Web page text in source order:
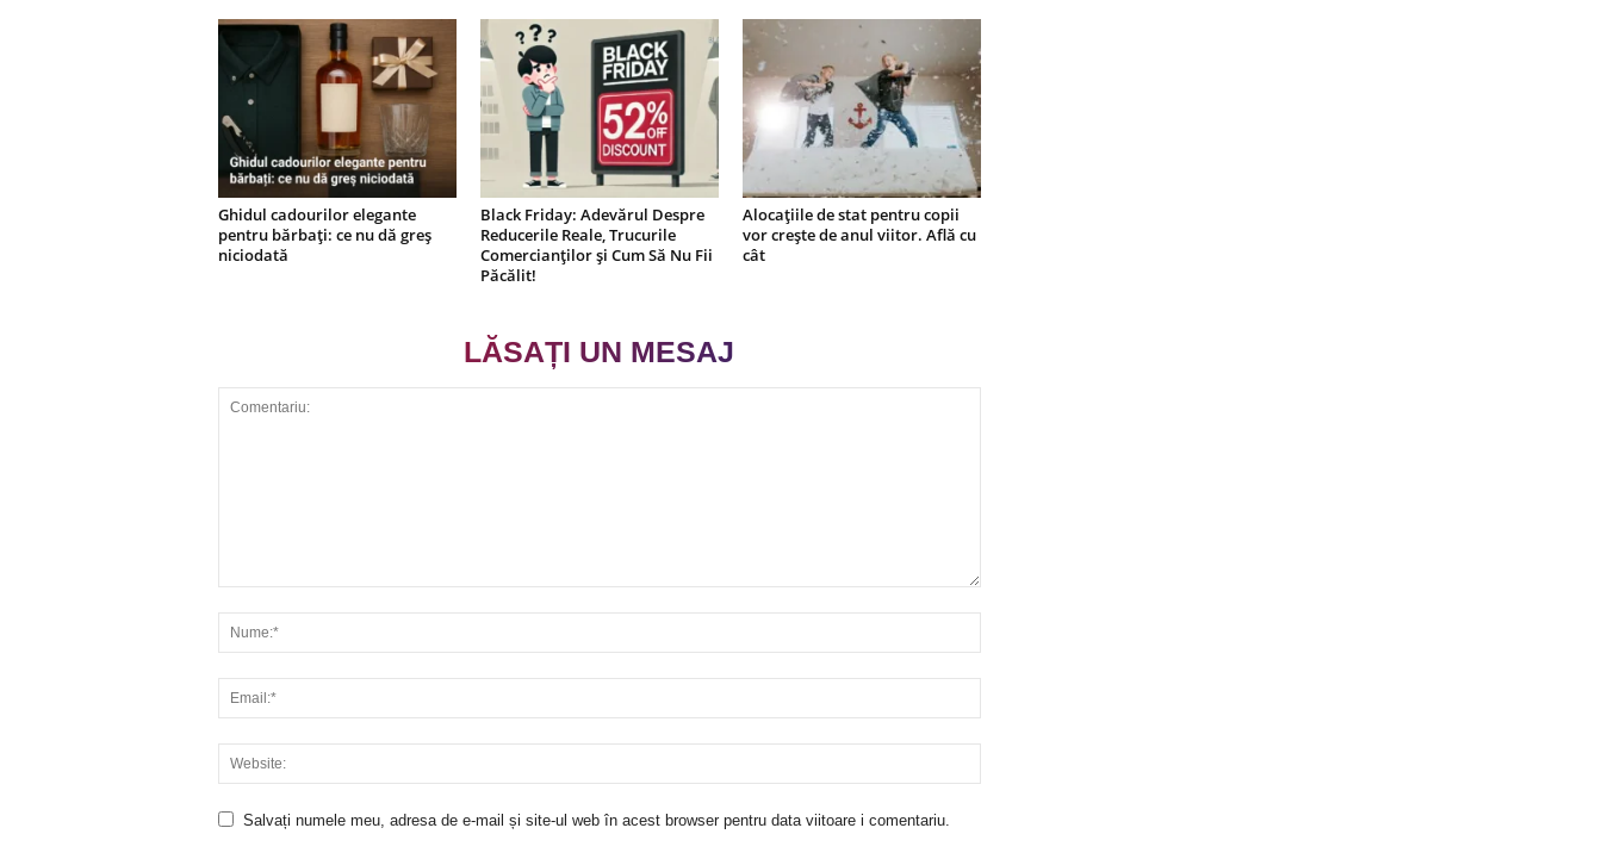
Ghidul cadourilor elegante
pentru bărbați: ce nu dă greș
niciodată
Black Friday: Adevărul Despre
Reducerile Reale, Trucurile
Comercianților și Cum Să Nu Fii
Păcălit!
Alocațiile de stat pentru copii
vor crește de anul viitor. Află cu
cât
LĂSAȚI UN MESAJ
Salvați numele meu, adresa de e-mail și site-ul web în acest browser pentru data viitoare i comentariu.